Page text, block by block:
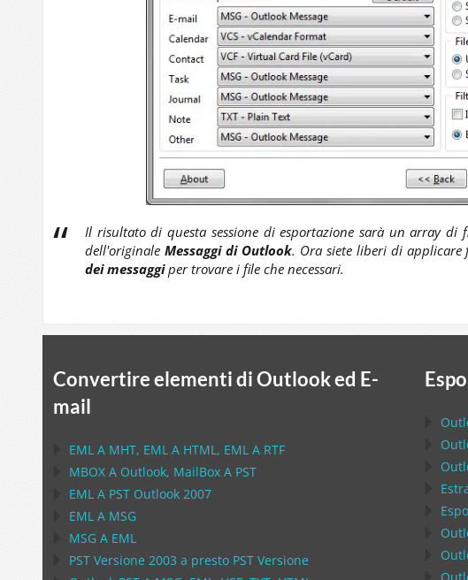
Il risultato di questa sessione di esportazione sarà un array di
dell'originale Messaggi di Outlook. Ora siete liberi di applicare
dei messaggiper trovare i file che necessari.
Convertire elementi di Outlook ed E-
mail
EML A MHT, EML A HTML , EML A RTF
MBOX A Outlook, MailBox A PST
EML A PST Outlook 2007
EML A MSG
MSG A EML
PST Versione 2003 a presto PST Versione